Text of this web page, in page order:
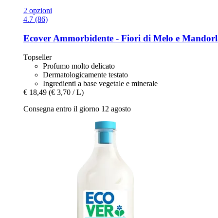
2 opzioni
4.7 (86)
Ecover Ammorbidente -​ Fiori di Melo e
Topseller
Profumo molto delicato
Dermatologicamente testato
Ingredienti a base vegetale e minerale
€ 18,49 (€ 3,70 / L)
Consegna entro il giorno 12 agosto